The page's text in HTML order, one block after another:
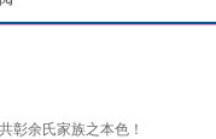
彰余氏家族之本色！